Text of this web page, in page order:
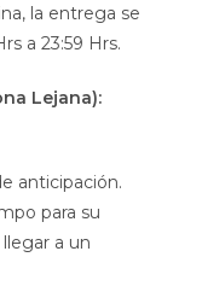
la entrega se
a 23:59 Hrs.
Lejana):
anticipación.
para su
a un